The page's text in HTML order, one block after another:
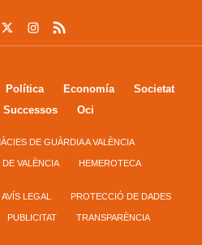
Política Economía
Societat
Successos Oci
DE GUÀRDIA A VALÈNCIA
VALÈNCIA HEMEROTECA
AVÍS LEGAL PROTECCIÓ DE DADES
PUBLICITAT TRANSPARÈNCIA